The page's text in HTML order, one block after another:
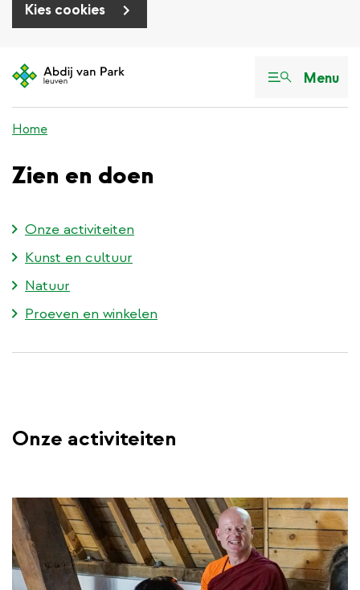
Kies cookies
en
inhoud
Menu
Home
Zien en doen
Onze activiteiten
Kunst en cultuur
Natuur
Proeven en winkelen
Onze activiteiten